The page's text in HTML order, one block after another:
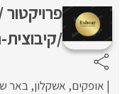
/קיבוצית-
אופקים אשקלון באר